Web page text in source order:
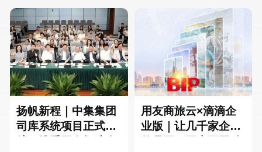
扬帆新程｜中集集团
司库系统项目正式启
用友商旅云×滴滴企
业版｜让几千家企业